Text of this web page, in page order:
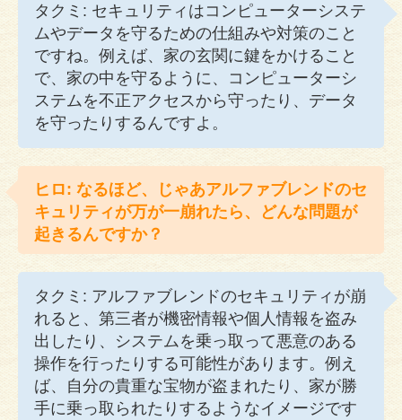
タクミ: セキュリティはコンピューターシステ
ムやデータを守るための仕組みや対策のこと
ですね。例えば、家の玄関に鍵をかけること
で、家の中を守るように、コンピューターシ
ステムを不正アクセスから守ったり、データ
を守ったりするんですよ。
ヒロ: なるほど、じゃあアルファブレンドのセ
キュリティが万が一崩れたら、どんな問題が
起きるんですか？
タクミ: アルファブレンドのセキュリティが崩
れると、第三者が機密情報や個人情報を盗み
出したり、システムを乗っ取って悪意のある
操作を行ったりする可能性があります。例え
ば、自分の貴重な宝物が盗まれたり、家が勝
手に乗っ取られたりするようなイメージです